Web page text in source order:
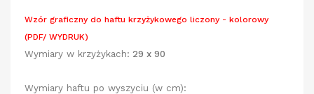
Wzór graficzny do haftu krzyżykowego liczony - kolorowy
(PDF/ WYDRUK)
Wymiary w krzyżykach: 29 x 90
Wymiary haftu po wyszyciu (w cm):